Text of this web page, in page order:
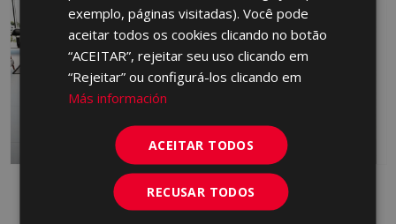
GARD
RED BODY WALL TILE, PORCELAIN,
PORTUGUESE
exemplo, páginas visitadas). Você pode
aceitar todos os cookies clicando no botão
“ACEITAR”, rejeitar seu uso clicando em
“Rejeitar” ou configurá-los clicando em
Más información
ACEITAR TODOS
RECUSAR TODOS